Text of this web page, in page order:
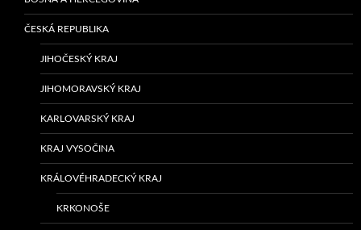
ČESKÁ REPUBLIKA
JIHOČESKÝ KRAJ
JIHOMORAVSKÝ KRAJ
KARLOVARSKÝ KRAJ
KRAJ VYSOČINA
KRÁLOVÉHRADECKÝ KRAJ
KRKONOŠE